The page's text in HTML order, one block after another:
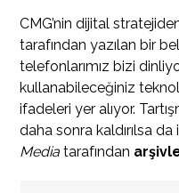
CMG’nin dijital
tarafından yazılan bir
telefonlarımız bizi
kullanabileceğiniz
ifadeleri yer alıyor.
daha sonra kaldırılsa
Media tarafından